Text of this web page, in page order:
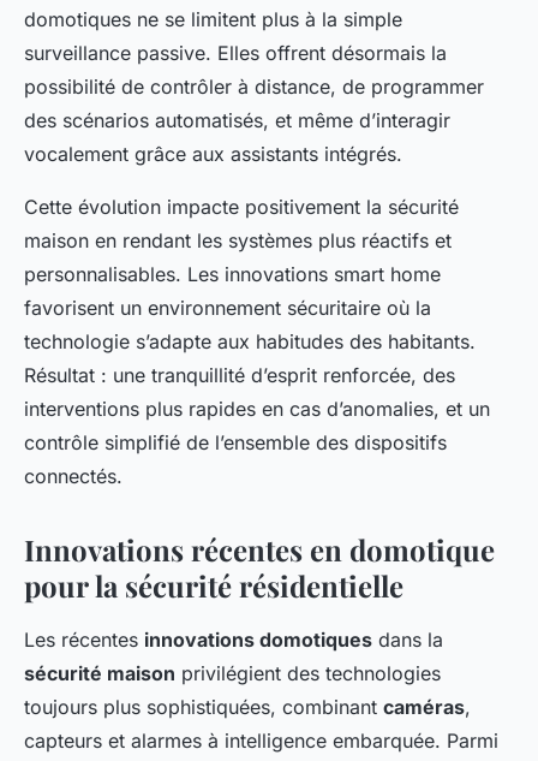
domotiques ne se limitent plus à la simple
surveillance passive. Elles offrent désormais la
possibilité de contrôler à distance, de programmer
des scénarios automatisés, et même d’interagir
vocalement grâce aux assistants intégrés.
Cette évolution impacte positivement la sécurité
maison en rendant les systèmes plus réactifs et
personnalisables. Les innovations smart home
favorisent un environnement sécuritaire où la
technologie s’adapte aux habitudes des habitants.
Résultat : une tranquillité d’esprit renforcée, des
interventions plus rapides en cas d’anomalies, et un
contrôle simplifié de l’ensemble des dispositifs
connectés.
Innovations récentes en domotique
pour la sécurité résidentielle
Les récentes innovations domotiques dans la
sécurité maison privilégient des technologies
toujours plus sophistiquées, combinant caméras,
capteurs et alarmes à intelligence embarquée. Parmi